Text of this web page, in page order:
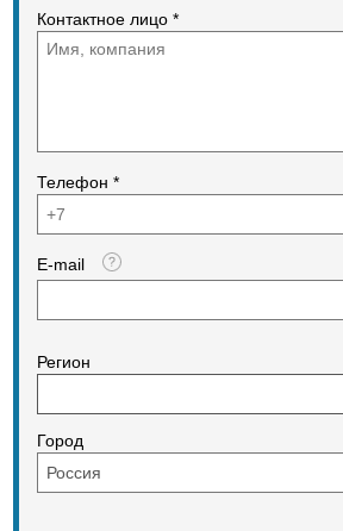
Контактное лицо *
Телефон *
E-mail
Регион
Город